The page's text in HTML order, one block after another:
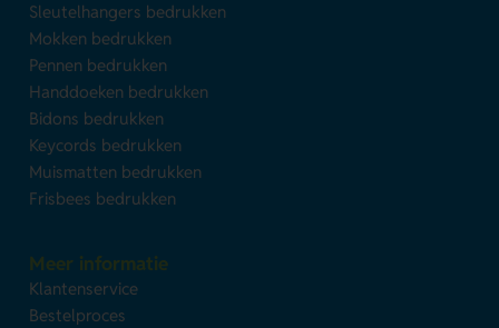
Sleutelhangers bedrukken
Mokken bedrukken
Pennen bedrukken
Handdoeken bedrukken
Bidons bedrukken
Keycords bedrukken
Muismatten bedrukken
Frisbees bedrukken
Meer informatie
Klantenservice
Bestelproces